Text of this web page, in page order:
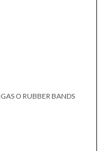
O RUBBER BANDS